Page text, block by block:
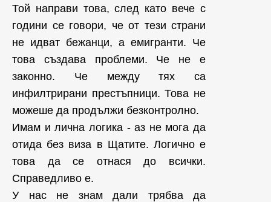
Той направи това, след като вече с
години се говори, че от тези страни
не идват бежанци, а емигранти. Че
това създава проблеми. Че не е
законно. Че между тях са
инфилтрирани престъпници. Това не
можеше да продължи безконтролно.
Имам и лична логика - аз не мога да
отида без виза в Щатите. Логично е
това да се отнася до всички.
Справедливо е.
У нас не знам дали трябва да